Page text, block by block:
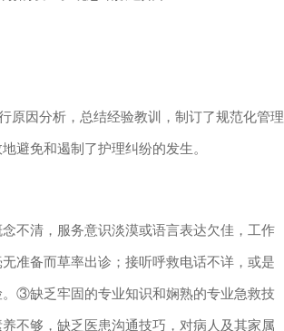
原因分析，总结经验教训，制订了规范化管理
避免和遏制了护理纠纷的发生。
不清，服务意识淡漠或语言表达欠佳，工作
准备而草率出诊；接听呼救电话不详，或是
③缺乏牢固的专业知识和娴熟的专业急救技
不够，缺乏医患沟通技巧，对病人及其家属